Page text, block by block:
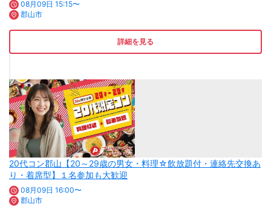
08月09日 15:15〜
郡山市
詳細を見る
20代コン郡山【20～29歳の男女・料理☆飲放題付・連絡先交換あ
り・着席型】１名参加も大歓迎
08月09日 16:00〜
郡山市